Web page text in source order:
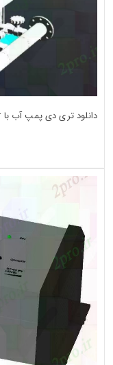
دانلود تری دی پمپ آب با moter مدل D طراحی جزئیات کد (کد23569)